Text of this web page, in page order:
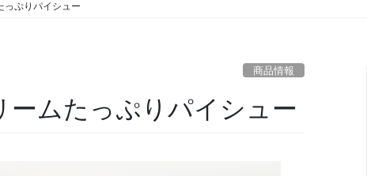
っぷりパイシュー
商品情報
ムたっぷりパイシュー